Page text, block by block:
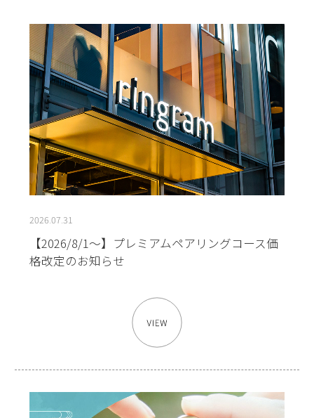
2026.07.31
【2026/8/1～】プレミアムペアリングコース価
格改定のお知らせ